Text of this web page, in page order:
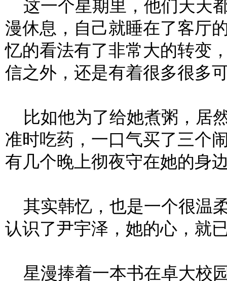
这一个星期里，他们天天
漫休息，自己就睡在了客厅
忆的看法有了非常大的转变
信之外，还是有着很多很多
比如他为了给她煮粥，居
准时吃药，一口气买了三个
有几个晚上彻夜守在她的
其实韩忆，也是一个很温
认识了尹宇泽，她的心，
星漫捧着一本书在卓大校